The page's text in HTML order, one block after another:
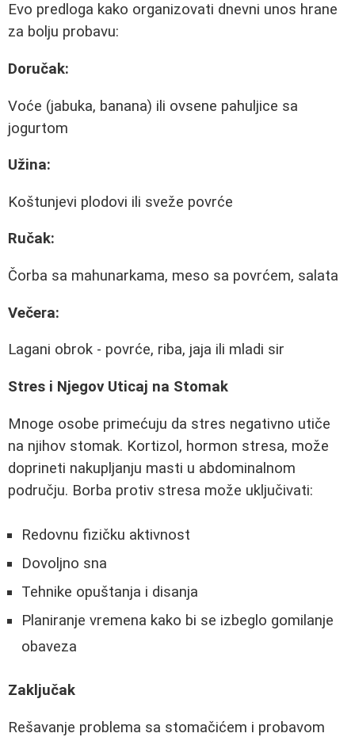
Evo predloga kako organizovati dnevni unos hrane
za bolju probavu:
Doručak:
Voće (jabuka, banana) ili ovsene pahuljice sa
jogurtom
Užina:
Koštunjevi plodovi ili sveže povrće
Ručak:
Čorba sa mahunarkama, meso sa povrćem, salata
Večera:
Lagani obrok - povrće, riba, jaja ili mladi sir
Stres i Njegov Uticaj na Stomak
Mnoge osobe primećuju da stres negativno utiče
na njihov stomak. Kortizol, hormon stresa, može
doprineti nakupljanju masti u abdominalnom
području. Borba protiv stresa može uključivati:
Redovnu fizičku aktivnost
Dovoljno sna
Tehnike opuštanja i disanja
Planiranje vremena kako bi se izbeglo gomilanje
obaveza
Zaključak
Rešavanje problema sa stomačićem i probavom